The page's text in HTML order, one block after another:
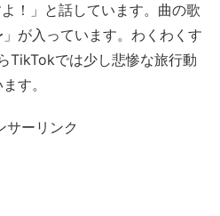
！」と話しています。曲の歌
が入っています。わくわくす
TikTokでは少し悲惨な旅行動
す。
サーリンク